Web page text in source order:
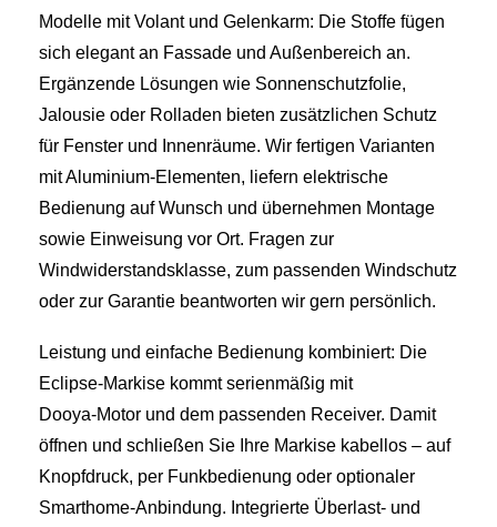
Modelle mit Volant und Gelenkarm: Die Stoffe fügen
sich elegant an Fassade und Außenbereich an.
Ergänzende Lösungen wie Sonnenschutzfolie,
Jalousie oder Rolladen bieten zusätzlichen Schutz
für Fenster und Innenräume. Wir fertigen Varianten
mit Aluminium‑Elementen, liefern elektrische
Bedienung auf Wunsch und übernehmen Montage
sowie Einweisung vor Ort. Fragen zur
Windwiderstandsklasse, zum passenden Windschutz
oder zur Garantie beantworten wir gern persönlich.
Leistung und einfache Bedienung kombiniert: Die
Eclipse‑Markise kommt serienmäßig mit
Dooya‑Motor und dem passenden Receiver. Damit
öffnen und schließen Sie Ihre Markise kabellos – auf
Knopfdruck, per Funkbedienung oder optionaler
Smarthome‑Anbindung. Integrierte Überlast‑ und